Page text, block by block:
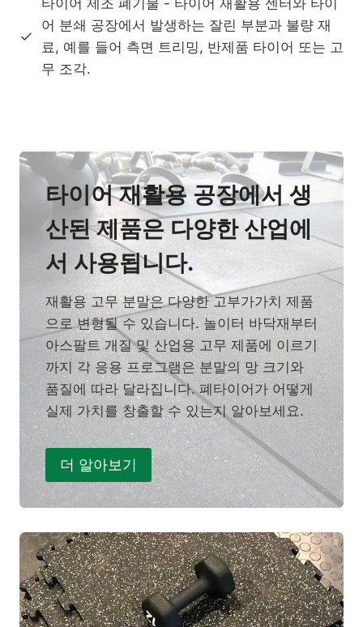
타이어 제조 폐기물 - 타이어 재활용 센터와 타이
어 분쇄 공장에서 발생하는 잘린 부분과 불량 재
료, 예를 들어 측면 트리밍, 반제품 타이어 또는 고
무 조각.
타이어 재활용 공장에서 생
산된 제품은 다양한 산업에
서 사용됩니다.
재활용 고무 분말은 다양한 고부가가치 제품
으로 변형될 수 있습니다. 놀이터 바닥재부터
아스팔트 개질 및 산업용 고무 제품에 이르기
까지 각 응용 프로그램은 분말의 망 크기와
품질에 따라 달라집니다. 폐타이어가 어떻게
실제 가치를 창출할 수 있는지 알아보세요.
더 알아보기